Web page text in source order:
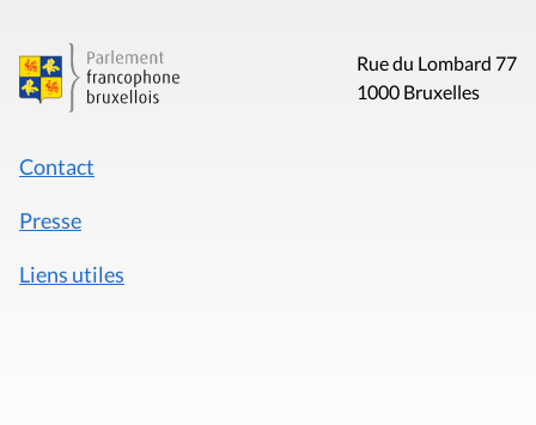
Rue du Lombard 77
1000 Bruxelles
Contact
Presse
Liens utiles